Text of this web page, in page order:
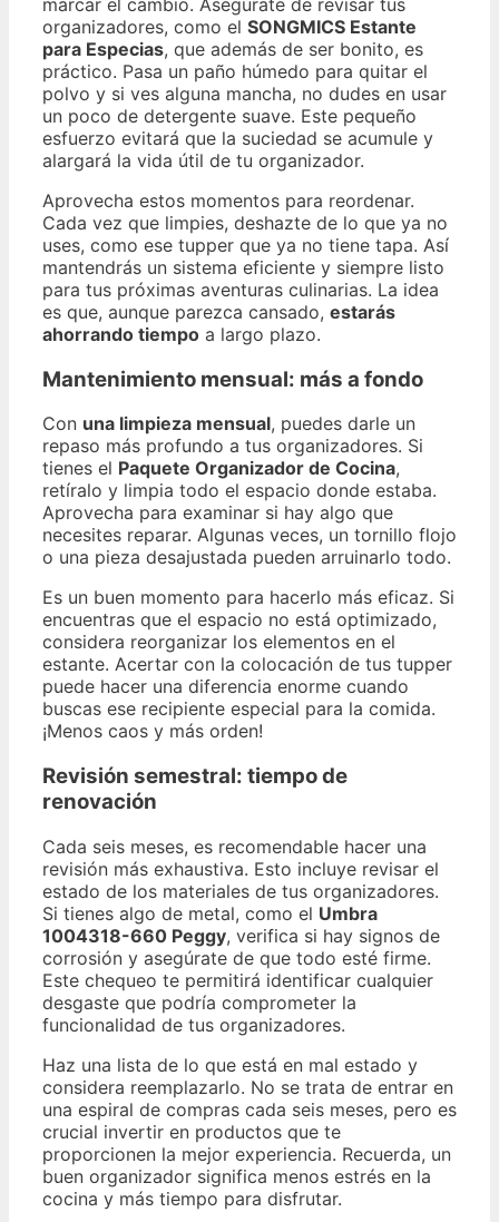
organizadores, como el SONGMICS Estante
para Especias, que además de ser bonito, es
práctico. Pasa un paño húmedo para quitar el
polvo y si ves alguna mancha, no dudes en usar
un poco de detergente suave. Este pequeño
esfuerzo evitará que la suciedad se acumule y
alargará la vida útil de tu organizador.
Aprovecha estos momentos para reordenar.
Cada vez que limpies, deshazte de lo que ya no
uses, como ese tupper que ya no tiene tapa. Así
mantendrás un sistema eficiente y siempre listo
para tus próximas aventuras culinarias. La idea
es que, aunque parezca cansado, estarás
ahorrando tiempo a largo plazo.
Mantenimiento mensual: más a fondo
Con una limpieza mensual, puedes darle un
repaso más profundo a tus organizadores. Si
tienes el Paquete Organizador de Cocina,
retíralo y limpia todo el espacio donde estaba.
Aprovecha para examinar si hay algo que
necesites reparar. Algunas veces, un tornillo flojo
o una pieza desajustada pueden arruinarlo todo.
Es un buen momento para hacerlo más eficaz. Si
encuentras que el espacio no está optimizado,
considera reorganizar los elementos en el
estante. Acertar con la colocación de tus tupper
puede hacer una diferencia enorme cuando
buscas ese recipiente especial para la comida.
¡Menos caos y más orden!
Revisión semestral: tiempo de
renovación
Cada seis meses, es recomendable hacer una
revisión más exhaustiva. Esto incluye revisar el
estado de los materiales de tus organizadores.
Si tienes algo de metal, como el Umbra
1004318-660 Peggy, verifica si hay signos de
corrosión y asegúrate de que todo esté firme.
Este chequeo te permitirá identificar cualquier
desgaste que podría comprometer la
funcionalidad de tus organizadores.
Haz una lista de lo que está en mal estado y
considera reemplazarlo. No se trata de entrar en
una espiral de compras cada seis meses, pero es
crucial invertir en productos que te
proporcionen la mejor experiencia. Recuerda, un
buen organizador significa menos estrés en la
cocina y más tiempo para disfrutar.